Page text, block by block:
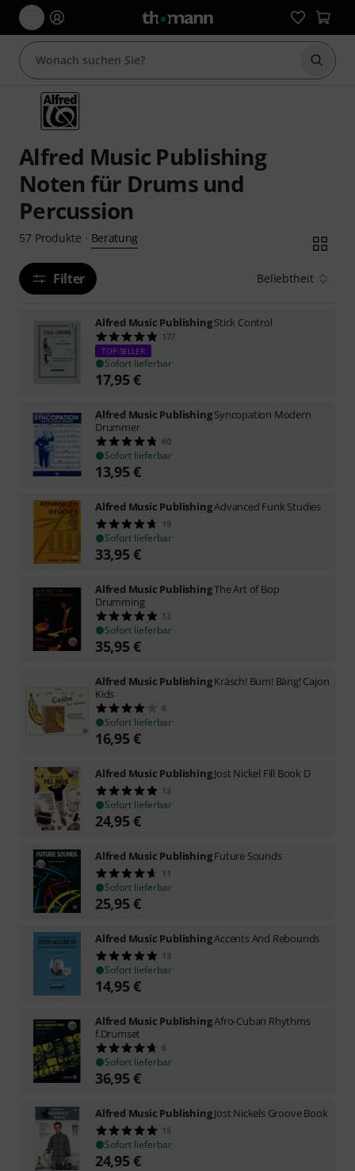
Suche
Alfred Music Publishing
Noten für Drums und
Percussion
57 Produkte · Beratung
Filter Beliebtheit
Alfred Music PublishingStick Control
177
TOP-SELLER
Sofort lieferbar
17,95€
Alfred Music PublishingSyncopation Modern
Drummer
60
Sofort lieferbar
13,95€
Alfred Music PublishingAdvanced Funk Studies
19
Sofort lieferbar
33,95€
Alfred Music PublishingThe Art of Bop
Drumming
13
Sofort lieferbar
35,95€
Alfred Music PublishingKräsch! Bum! Bäng! Cajon
Kids
6
Sofort lieferbar
16,95€
Alfred Music PublishingJost Nickel Fill Book D
13
Sofort lieferbar
24,95€
Alfred Music PublishingFuture Sounds
11
Sofort lieferbar
25,95€
Alfred Music PublishingAccents And Rebounds
13
Sofort lieferbar
14,95€
Alfred Music PublishingAfro-Cuban Rhythms
f.Drumset
6
Sofort lieferbar
36,95€
Alfred Music PublishingJost Nickels Groove Book
15
Sofort lieferbar
24,95€